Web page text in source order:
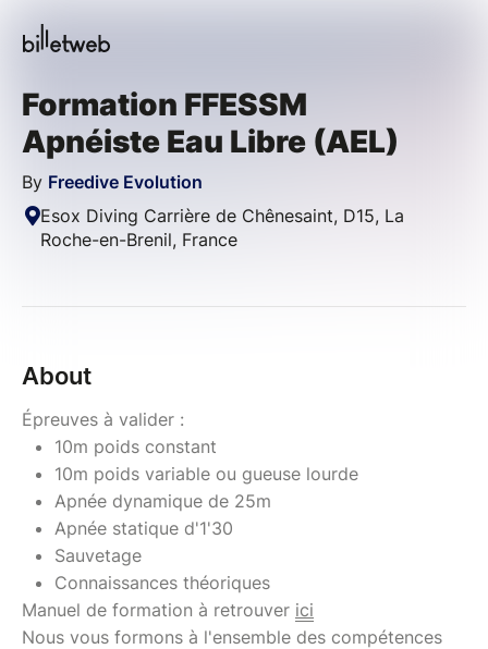
Formation FFESSM
Apnéiste Eau Libre (AEL)
By Freedive Evolution
Esox Diving Carrière de Chênesaint, D15, La
Roche-en-Brenil, France
About
Épreuves à valider :
10m poids constant
10m poids variable ou gueuse lourde
Apnée dynamique de 25m
Apnée statique d'1'30
Sauvetage
Connaissances théoriques
Manuel de formation à retrouver ici
Nous vous formons à l'ensemble des compétences